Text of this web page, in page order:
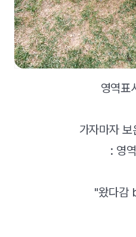
영역표
가자마자 보
: 영
"왔다감